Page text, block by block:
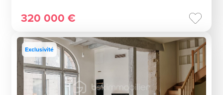
320 000 €
Exclusivité